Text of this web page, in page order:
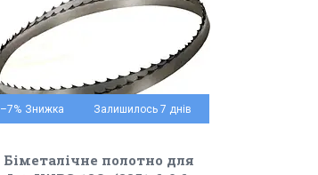
–7% Залишилось 7 днів
Біметалічне полотно для